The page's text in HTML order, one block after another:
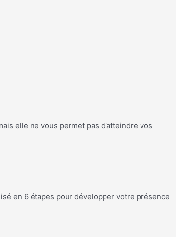
elle ne vous permet pas d’atteindre vos
en 6 étapes pour développer votre présence